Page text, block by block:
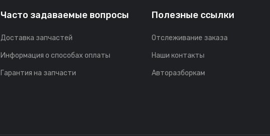
Часто задаваемые вопросы
Доставка запчастей
Информация о способах оплаты
Гарантия на запчасти
Полезные ссылки
Отслеживание заказа
Наши контакты
Авторазборкам